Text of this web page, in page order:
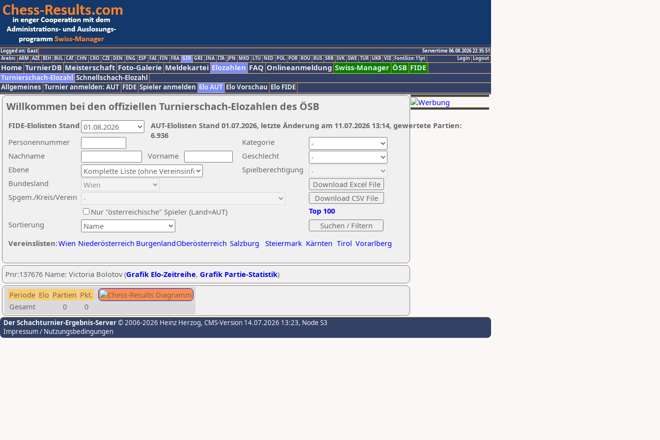
Logged on: Gast
Servertime 06.08.2026 22:35:51
Logout
Login
Arabic ARM AZE BIH BUL CAT CHN CRO CZE DEN ENG ESP FAI FIN FRA GER GRE INA ITA JPN MKD LTU NED POL POR ROU RUS SRB SVK SWE TUR UKR VIE FontSize:11pt
Home TurnierDB Meisterschaft Foto-Galerie Meldekartei Elozahlen FAQ Onlineanmeldung Swiss-Manager ÖSB FIDE
Turnierschach-Elozahl Schnellschach-Elozahl
Allgemeines Turnier anmelden: AUT FIDE Spieler anmelden Elo AUT Elo Vorschau Elo FIDE
Willkommen bei den offiziellen Turnierschach-Elozahlen des ÖSB
Nachname
Vorname
Ebene
Kategorie
Sortierung
Personennummer
Bundesland
Spgem./Kreis/Verein
Geschlecht
Nur "österreichische" Spieler (Land=AUT)
Spielberechtigung
Vereinslisten:Wien Niederösterreich BurgenlandOberösterreich Salzburg Steiermark Kärnten Tirol Vorarlberg
Top 100
AUT-Elolisten Stand 01.07.2026, letzte Änderung am 11.07.2026 13:14, gewertete Partien:
6.936
FIDE-Elolisten Stand
Pnr:137676 Name: Victoria Bolotov (Grafik Elo-Zeitreihe, Grafik Partie-Statistik)
Periode Elo Partien Pkt.
Gesamt
0 0
Der Schachturnier-Ergebnis-Server© 2006-2026 Heinz Herzog, CMS-Version 14.07.2026 13:23, Node S3
Impressum / Nutzungsbedingungen